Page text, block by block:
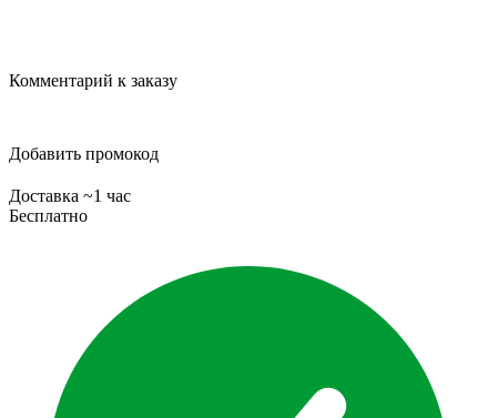
Комментарий к заказу
Добавить промокод
Доставка ~1 час
Бесплатно